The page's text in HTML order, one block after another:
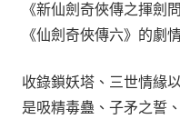
《新仙劍奇俠傳之揮劍
《仙劍奇俠傳六》的劇
收錄鎖妖塔、三世情緣
是吸精毒蠱、子矛之誓、